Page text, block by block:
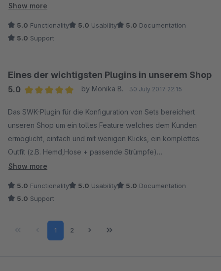
besonders SWK-Web ist sehr zu empfehlen.
Show more
5.0 Functionality 5.0 Usability 5.0 Documentation
5.0 Support
Eines der wichtigsten Plugins in unserem Shop
5.0
by Monika B. 30 July 2017 22:15
Das SWK-Plugin für die Konfiguration von Sets bereichert
unseren Shop um ein tolles Feature welches dem Kunden
ermöglicht, einfach und mit wenigen Klicks, ein komplettes
Outfit (z.B. Hemd,Hose + passende Strümpfe)
zusammenzustellen und hilft uns dabei einfache Sets sowie
Der Support ist erstklassig, reagiert schnell und die
Ansprechpartner sind kompetent.
Show more
5.0 Functionality 5.0 Usability 5.0 Documentation
5.0 Support
Page
1 Page
2